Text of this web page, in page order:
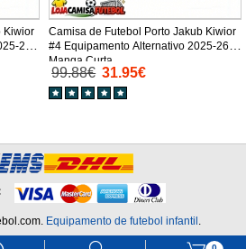
Kiwior
26
Camisa de Futebol Porto Jakub Kiwior
#4 Equipamento Alternativo 2025-26
Manga Curta
99.88€ 31.95€
Equipamento de futebol infantil .